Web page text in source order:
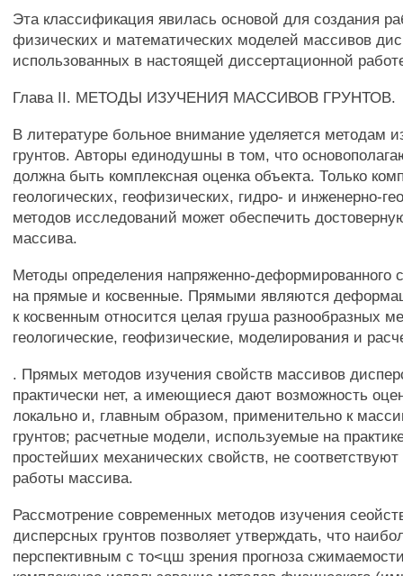
Эта классификация явилась основой для создания
физических и математических моделей массивов
использованных в настоящей диссертационной
Глава II. МЕТОДЫ ИЗУЧЕНИЯ МАССИВОВ ГРУНТОВ.
В литературе больное внимание уделяется методам
грунтов. Авторы единодушны в том, что
должна быть комплексная оценка объекта. Только
геологических, геофизических, гидро- и инженерно-
методов исследований может обеспечить
массива.
Методы определения напряженно-деформированного
на прямые и косвенные. Прямыми являются
к косвенным относится целая груша разнообразных
геологические, геофизические, моделирования и
. Прямых методов изучения свойств массивов
практически нет, а имеющиеся дают возможность
локально и, главным образом, применительно к
грунтов; расчетные модели, используемые на
простейших механических свойств, не
работы массива.
Рассмотрение современных методов изучения
дисперсных грунтов позволяет утверждать, что
перспективным с то<цш зрения прогноза